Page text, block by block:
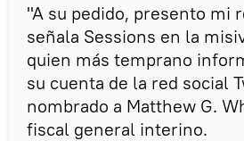
"A su pedido, presento mi
señala Sessions en la
quien más temprano
su cuenta de la red social
nombrado a Matthew G.
fiscal general interino.